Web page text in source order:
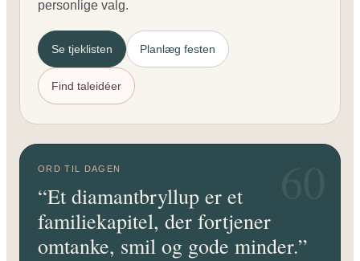
personlige valg.
Se tjeklisten Planlæg festen
Find taleidéer
ORD TIL DAGEN
“Et diamantbryllup er et
familiekapitel, der fortjener
omtanke, smil og gode minder.”